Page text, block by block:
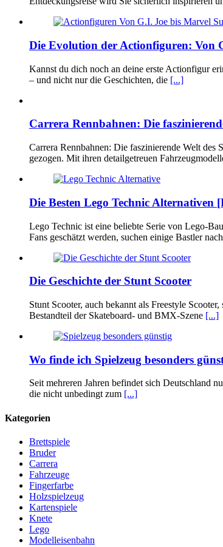
Die Evolution der Actionfiguren: Von
Kannst du dich noch an deine erste Actionfigur
– und nicht nur die Geschichten, die [...]
Carrera Rennbahnen: Die
Carrera Rennbahnen: Die faszinierende Welt
gezogen. Mit ihren detailgetreuen
Die Besten Lego Technic Alternativen
Lego Technic ist eine beliebte Serie von Lego-
Fans geschätzt werden, suchen einige Bastler
Die Geschichte der Stunt Scooter
Stunt Scooter, auch bekannt als Freestyle
Bestandteil der Skateboard- und BMX-Szene [...]
Wo finde ich Spielzeug besonders
Seit mehreren Jahren befindet sich Deutschland
die nicht unbedingt zum [...]
Kategorien
Brettspiele
Bruder
Carrera
Fahrzeuge
Fingerfarbe
Holzspielzeug
Kartenspiele
Knete
Lego
Modelleisenbahn